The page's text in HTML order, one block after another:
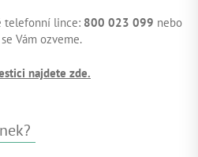
telefonní lince: 800 023 099 nebo
Vám ozveme.
najdete zde.